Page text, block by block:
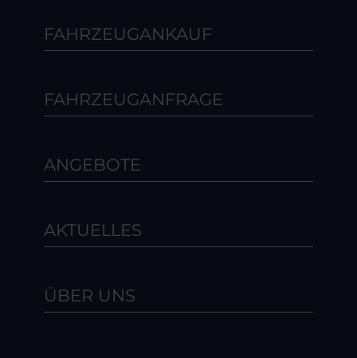
FAHRZEUGANKAUF
FAHRZEUGANFRAGE
ANGEBOTE
AKTUELLES
ÜBER UNS